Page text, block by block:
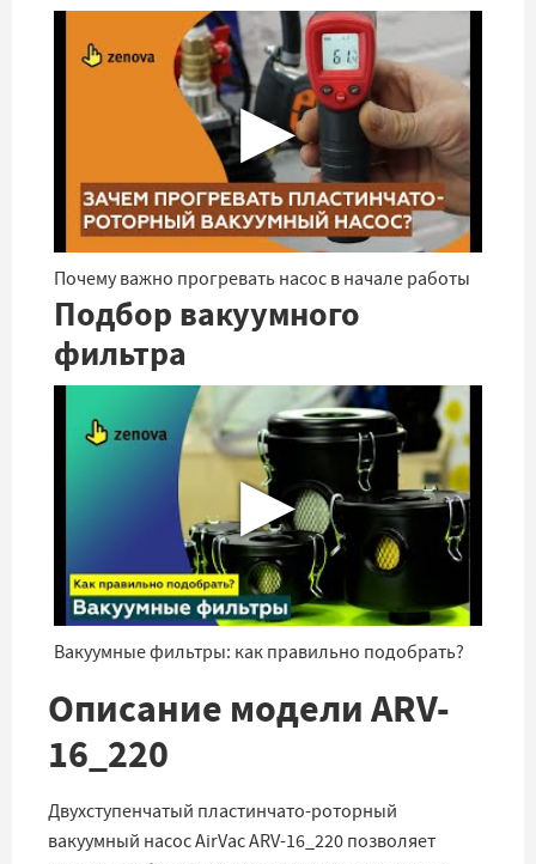
▶
Почему важно прогревать насос в начале работы
Подбор вакуумного
фильтра
▶
Вакуумные фильтры: как правильно подобрать?
Описание модели ARV-
16_220
Двухступенчатый пластинчато-роторный
вакуумный насос AirVac ARV-16_220 позволяет